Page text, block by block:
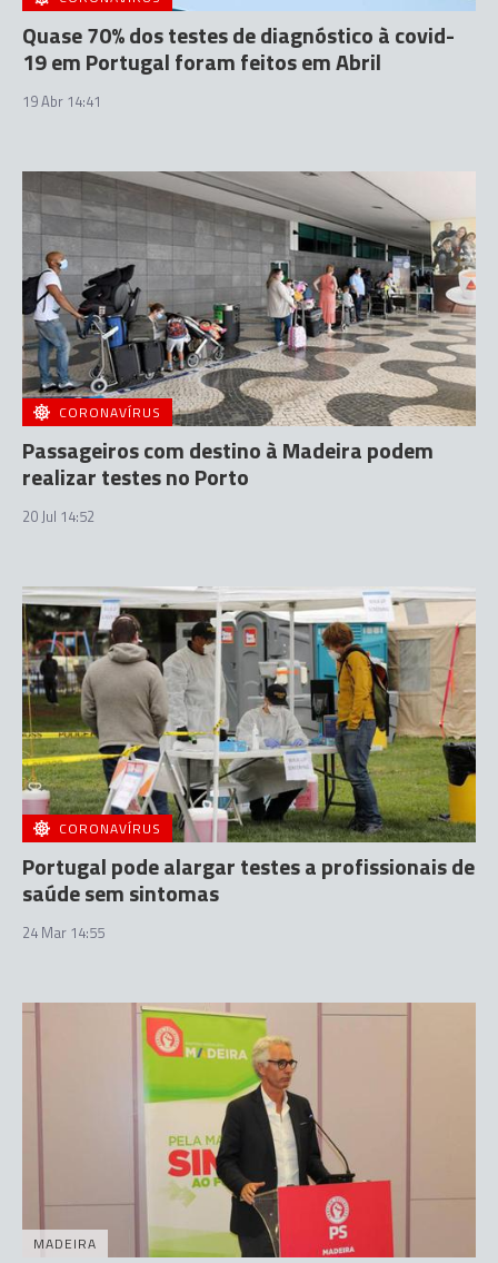
Quase 70% dos testes de diagnóstico à covid-
19 em Portugal foram feitos em Abril
19 Abr 14:41
CORONAVÍRUS
Passageiros com destino à Madeira podem
realizar testes no Porto
20 Jul 14:52
CORONAVÍRUS
Portugal pode alargar testes a profissionais de
saúde sem sintomas
24 Mar 14:55
MADEIRA